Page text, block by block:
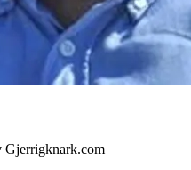
Gjerrigknark.com